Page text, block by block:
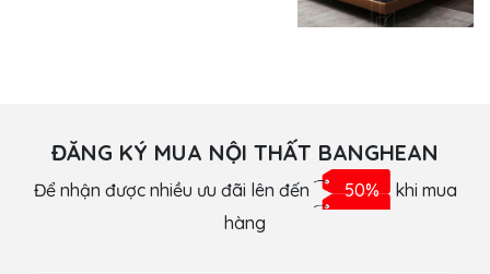
ĐĂNG KÝ MUA NỘI THẤT BANGHEAN
Để nhận được nhiều ưu đãi lên đến 50% khi mua
hàng